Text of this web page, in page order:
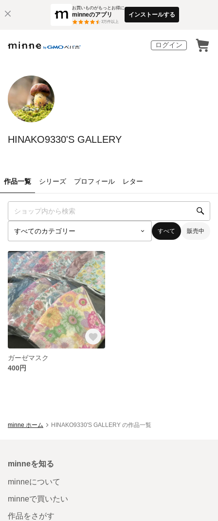
お買いものがもっとお得に
minneのアプリ
3万件以上
インストールする
ログイン
HINAKO9330'S GALLERY
作品一覧 シリーズ プロフィール レター
すべて 販売中
ガーゼマスク
400円
minne ホーム HINAKO9330'S GALLERY の作品一覧
minneを知る
minneについて
minneで買いたい
作品をさがす